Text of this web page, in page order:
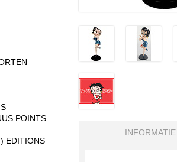
INFORMATIE
POINTS
EDITIONS